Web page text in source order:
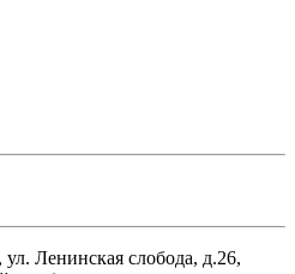
Ленинская слобода, д.26,